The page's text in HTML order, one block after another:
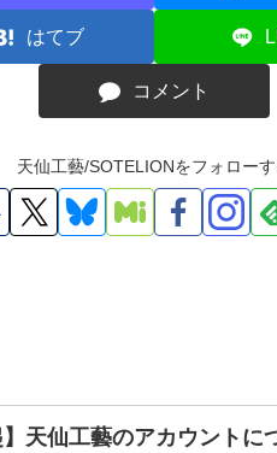
はてブ
コメント
天仙工藝/SOTELIONをフォローす
】天仙工藝のアカウントに